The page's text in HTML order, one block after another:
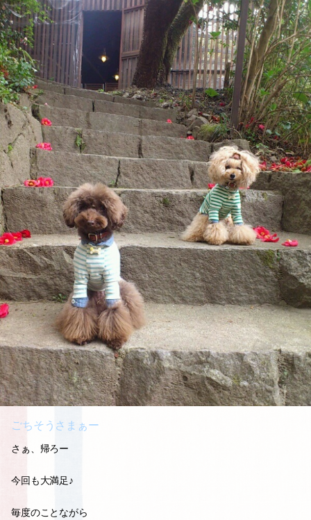
ごちそうさまぁー
さぁ、帰ろー
今回も大満足♪
毎度のことながら